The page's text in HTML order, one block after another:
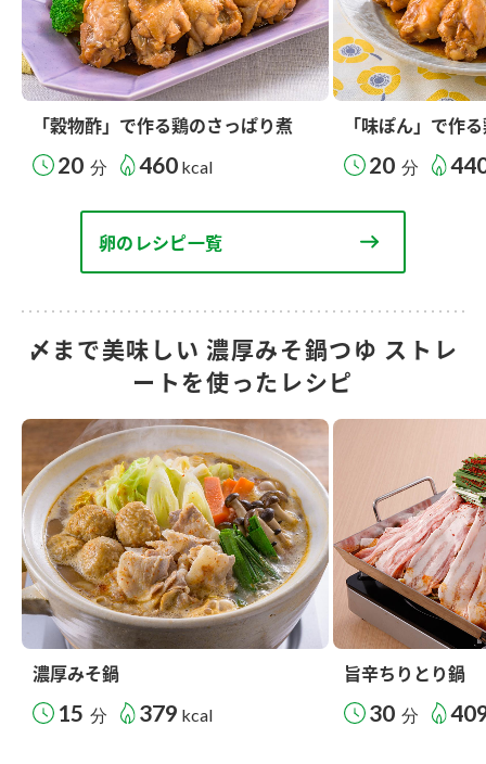
「穀物酢」で作る鶏のさっぱり煮
20 分 460 kcal
「味ぽん」で作
20 分
卵のレシピ一覧
〆まで美味しい 濃厚みそ鍋つゆ ストレ
ートを使ったレシピ
濃厚みそ鍋
15 分 379 kcal
旨辛ちりとり鍋
30 分